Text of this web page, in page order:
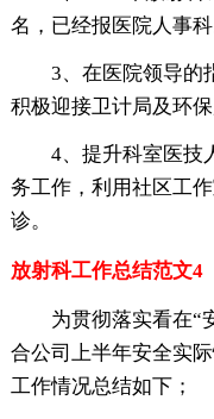
名，已经报医院人事科
3、在医院领导的
积极迎接卫计局及环
4、提升科室医技
务工作，利用社区工
诊。
放射科工作总结范文4
为贯彻落实看在“
合公司上半年安全实
工作情况总结如下；